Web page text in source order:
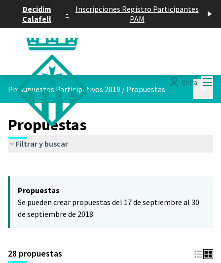
Decidim
Calafell
-
Inscripciones Registro Participantes
PAM
Entra
Presupuestos Participativos 2019 / Propuestas
Propuestas
Filtrar y buscar
−
Propuestas
Se pueden crear propuestas del 17 de septiembre al 30
de septiembre de 2018
28 propuestas